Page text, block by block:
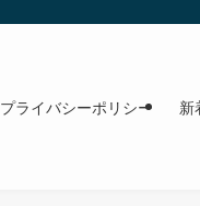
プライバシーポリシー 新